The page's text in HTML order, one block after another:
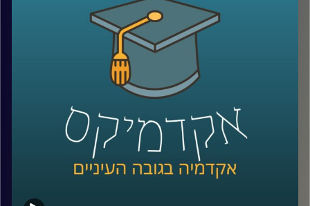
לאתגרים האדירים בפניהם ניצבת העיר, לקשיי
התחבורה והדיור ולסיפורים האנושיים המרגשים
AudioVersity